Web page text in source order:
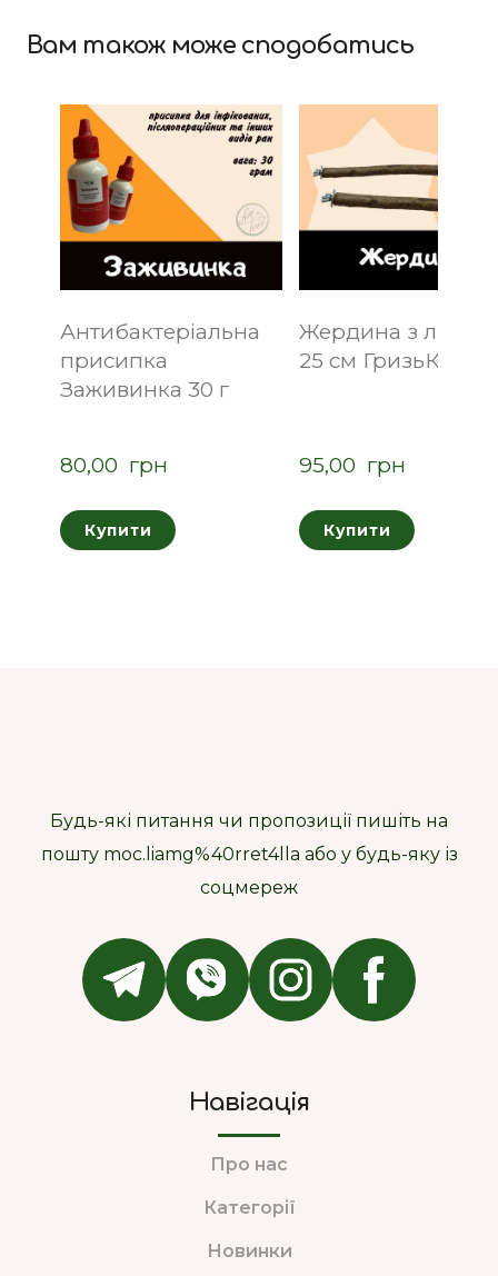
Вам також може сподобатись
Антибактеріальна
присипка
Заживинка 30 г
80,00  грн
Купити
Жердина з
25 см ГризьКо
95,00  грн
Купити
Будь-які питання чи пропозиції пишіть на
пошту moc.liamg%40rret4lla або у будь-яку із
соцмереж
Навігація
Про нас
Категорії
Новинки